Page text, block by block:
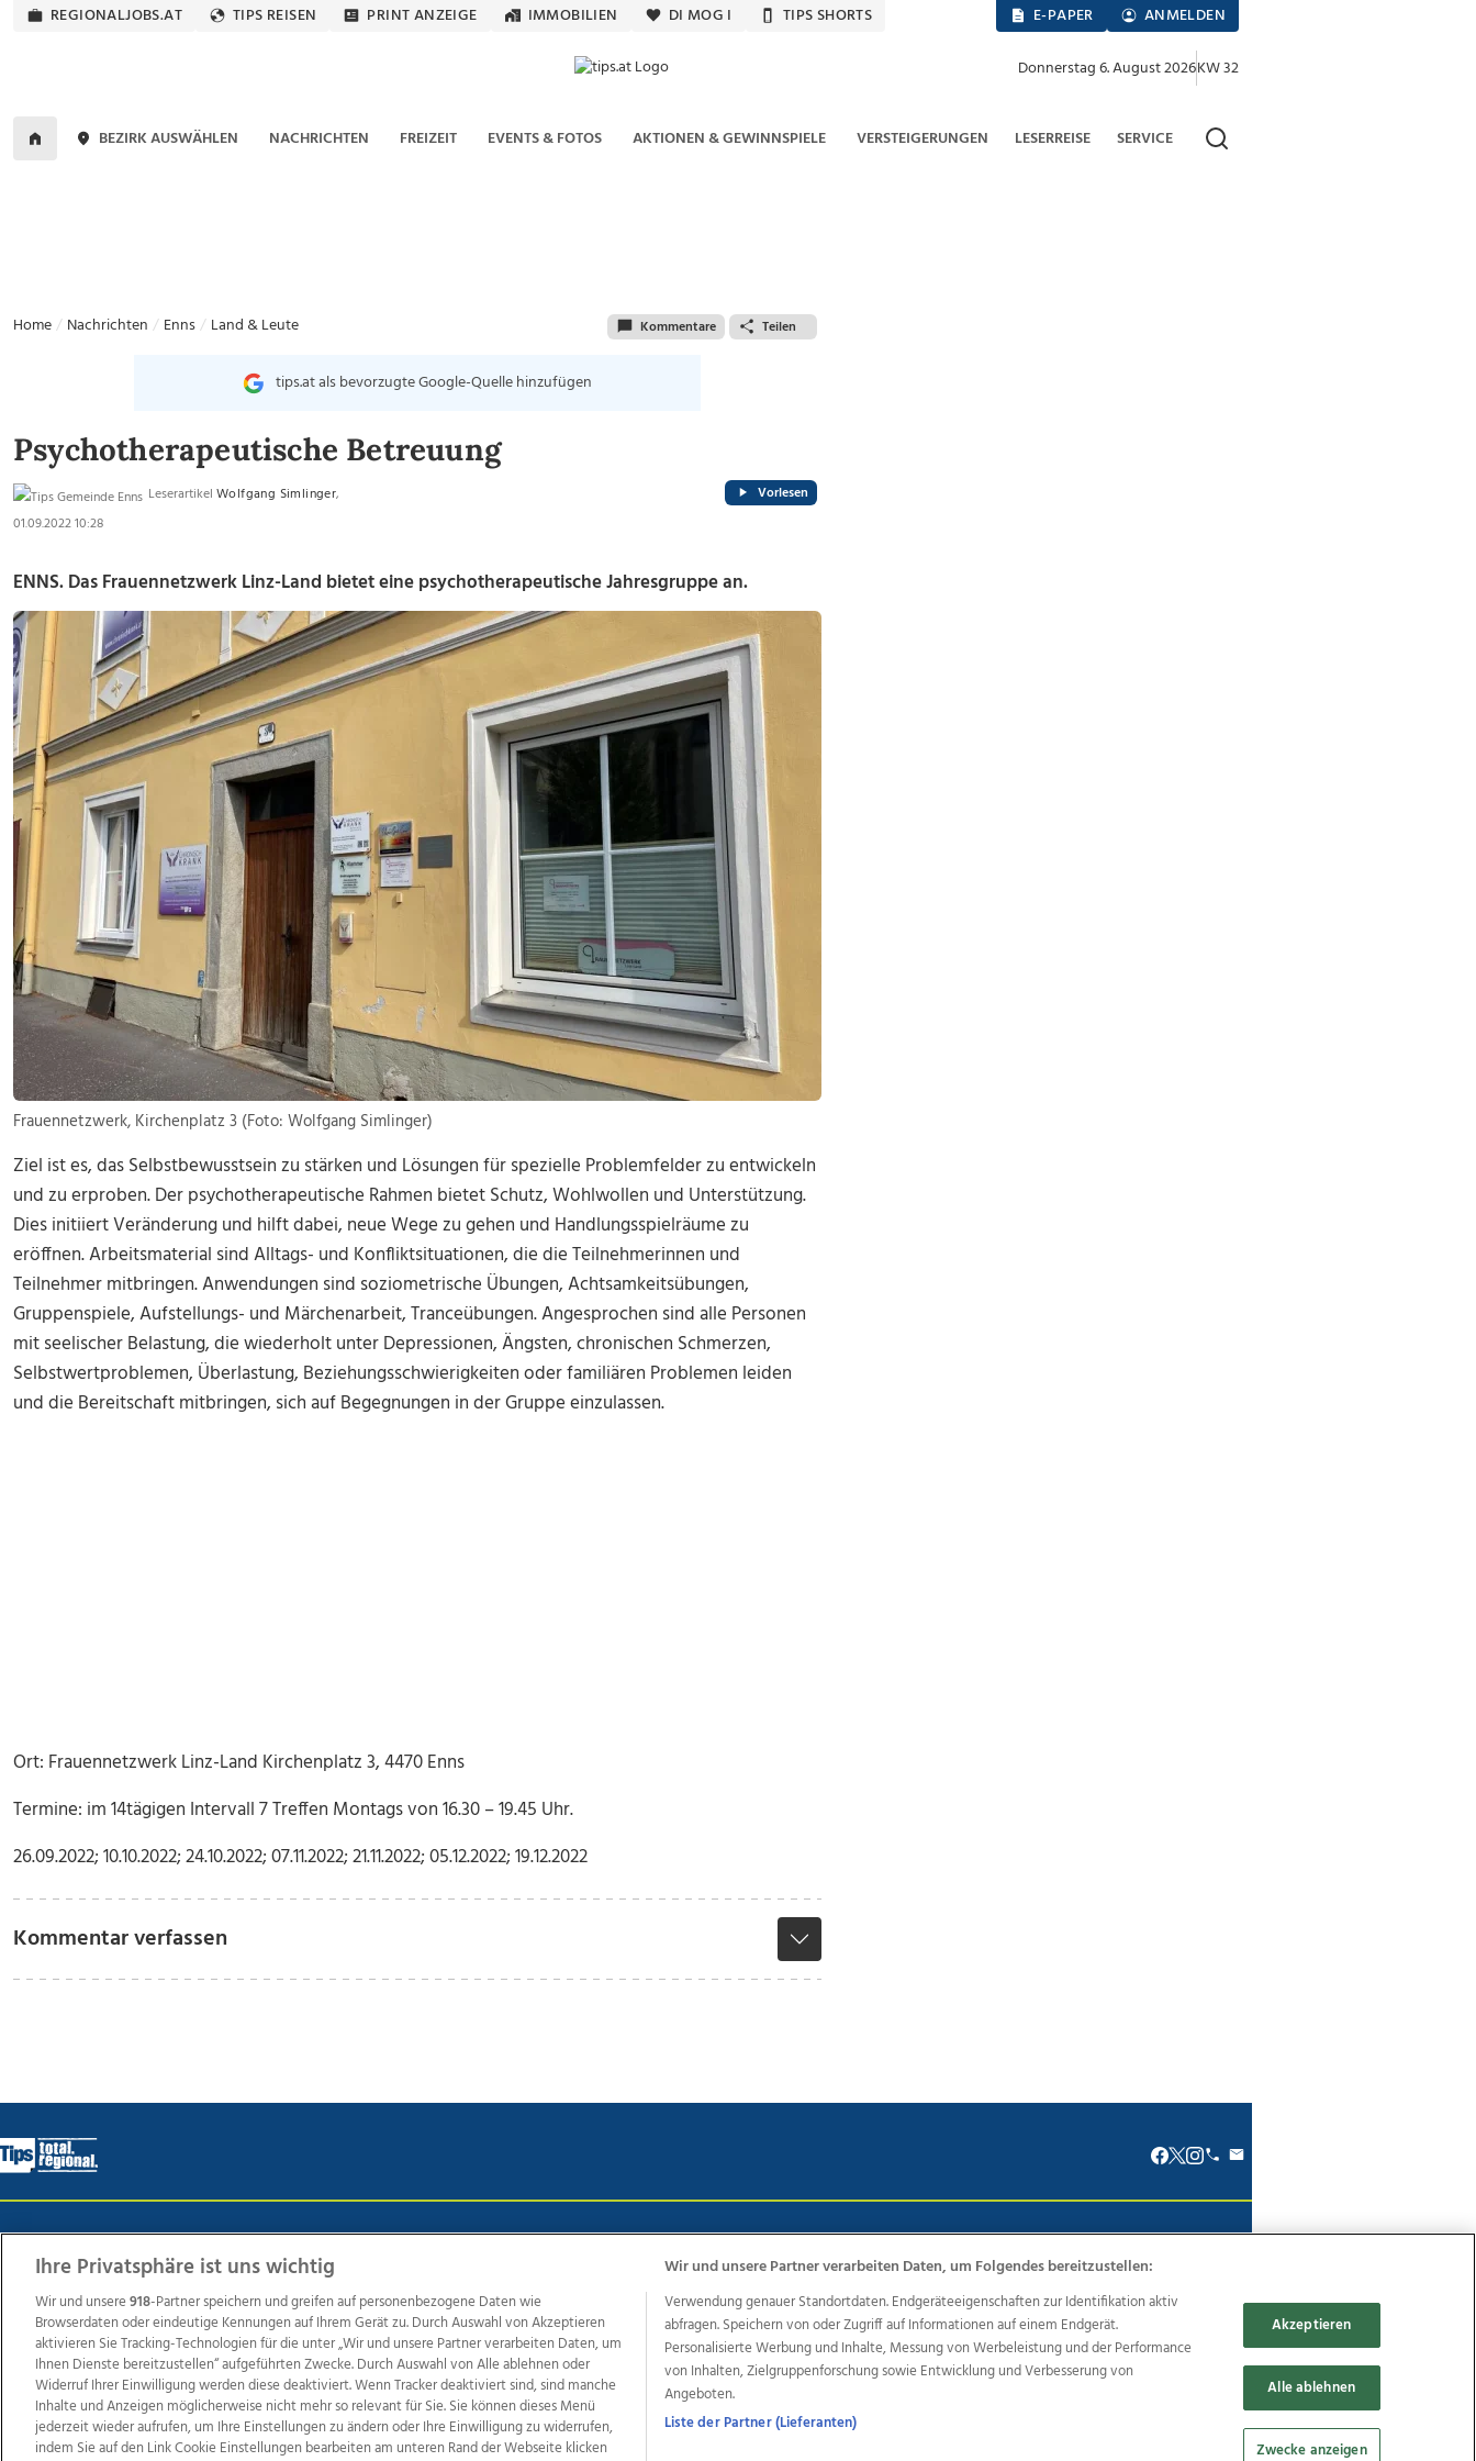
REGIONALJOBS.AT TIPS REISEN PRINT ANZEIGE IMMOBILIEN DI MOG I TIPS SHORTS E-PAPER ANMELDEN
Donnerstag 6. August 2026KW 32
BEZIRK AUSWÄHLEN NACHRICHTEN FREIZEIT EVENTS & FOTOS AKTIONEN & GEWINNSPIELE VERSTEIGERUNGEN LESERREISE SERVICE
Home Nachrichten Enns Land & Leute Kommentare Teilen
tips.at als bevorzugte Google-Quelle hinzufügen
Psychotherapeutische Betreuung
Leserartikel Wolfgang Simlinger,
01.09.2022 10:28
Vorlesen
ENNS. Das Frauennetzwerk Linz-Land bietet eine psychotherapeutische Jahresgruppe an.
Frauennetzwerk, Kirchenplatz 3 (Foto: Wolfgang Simlinger)
Ziel ist es, das Selbstbewusstsein zu stärken und Lösungen für spezielle Problemfelder zu entwickeln
und zu erproben. Der psychotherapeutische Rahmen bietet Schutz, Wohlwollen und Unterstützung.
Dies initiiert Veränderung und hilft dabei, neue Wege zu gehen und Handlungsspielräume zu
eröffnen. Arbeitsmaterial sind Alltags- und Konfliktsituationen, die die Teilnehmerinnen und
Teilnehmer mitbringen. Anwendungen sind soziometrische Übungen, Achtsamkeitsübungen,
Gruppenspiele, Aufstellungs- und Märchenarbeit, Tranceübungen. Angesprochen sind alle Personen
mit seelischer Belastung, die wiederholt unter Depressionen, Ängsten, chronischen Schmerzen,
Selbstwertproblemen, Überlastung, Beziehungsschwierigkeiten oder familiären Problemen leiden
und die Bereitschaft mitbringen, sich auf Begegnungen in der Gruppe einzulassen.
Ort: Frauennetzwerk Linz-Land Kirchenplatz 3, 4470 Enns
Termine: im 14tägigen Intervall 7 Treffen Montags von 16.30 – 19.45 Uhr.
26.09.2022; 10.10.2022; 24.10.2022; 07.11.2022; 21.11.2022; 05.12.2022; 19.12.2022
Kommentar verfassen
Weitere Angebote des Medienhauses Wimmer
TV1 di-mog-i.at OÖNow Ischler Woche Life Radio OÖNachrichten OÖN Immobilien OÖN Karriere OÖN Reise
Promenaden Galerien
Regionaljobs
wasistlos.at wirtrauern.at
Ihre Privatsphäre ist uns wichtig
Wir und unsere918-Partner speichern und greifen auf personenbezogene Daten wie
Browserdaten oder eindeutige Kennungen auf Ihrem Gerät zu. Durch Auswahl von Akzeptieren
aktivieren Sie Tracking-Technologien für die unter „Wir und unsere Partner verarbeiten Daten, um
Ihnen Dienste bereitzustellen“ aufgeführten Zwecke. Durch Auswahl von Alle ablehnen oder
Widerruf Ihrer Einwilligung werden diese deaktiviert. Wenn Tracker deaktiviert sind, sind manche
Inhalte und Anzeigen möglicherweise nicht mehr so relevant für Sie. Sie können dieses Menü
jederzeit wieder aufrufen, um Ihre Einstellungen zu ändern oder Ihre Einwilligung zu widerrufen,
indem Sie auf den Link Cookie Einstellungen bearbeiten am unteren Rand der Webseite klicken
Wir und unsere Partner verarbeiten Daten, um Folgendes bereitzustellen:
Verwendung genauer Standortdaten. Endgeräteeigenschaften zur Identifikation aktiv
abfragen. Speichern von oder Zugriff auf Informationen auf einem Endgerät.
Personalisierte Werbung und Inhalte, Messung von Werbeleistung und der Performance
von Inhalten, Zielgruppenforschung sowie Entwicklung und Verbesserung von
Angeboten.
Liste der Partner (Lieferanten)
Akzeptieren
Alle ablehnen
Zwecke anzeigen